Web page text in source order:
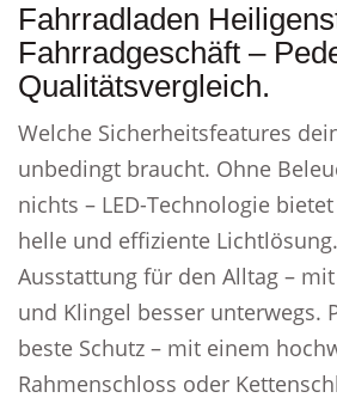
Fahrradladen
Fahrradgeschäft –
Qualitätsvergleich.
Welche Sicherheitsfeatures
unbedingt braucht. Ohne
nichts – LED-Technologie
helle und effiziente
Ausstattung für den Alltag –
und Klingel besser unterwegs.
beste Schutz – mit einem
Rahmenschloss oder